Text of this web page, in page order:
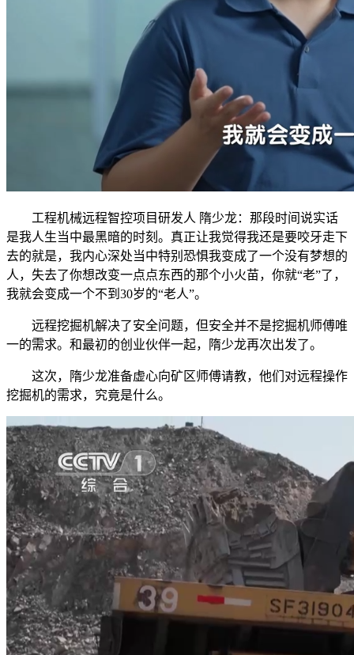
工程机械远程智控项目研发人 隋少龙：那段时间说实话
是我人生当中最黑暗的时刻。真正让我觉得我还是要咬牙走下
去的就是，我内心深处当中特别恐惧我变成了一个没有梦想的
人，失去了你想改变一点点东西的那个小火苗，你就“老”了，
我就会变成一个不到30岁的“老人”。
远程挖掘机解决了安全问题，但安全并不是挖掘机师傅唯
一的需求。和最初的创业伙伴一起，隋少龙再次出发了。
这次，隋少龙准备虚心向矿区师傅请教，他们对远程操作
挖掘机的需求，究竟是什么。